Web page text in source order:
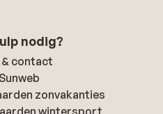
nodig?
contact
zonvakanties